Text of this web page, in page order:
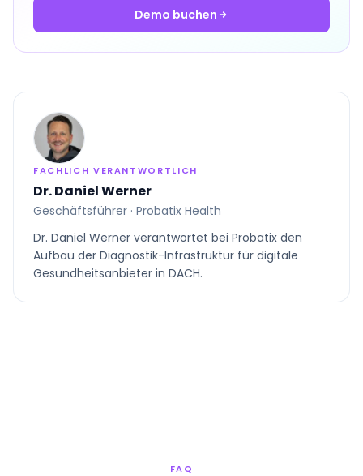
Demo buchen
FACHLICH VERANTWORTLICH
Dr. Daniel Werner
Geschäftsführer · Probatix Health
Dr. Daniel Werner verantwortet bei Probatix den
Aufbau der Diagnostik-Infrastruktur für digitale
Gesundheitsanbieter in DACH.
FAQ